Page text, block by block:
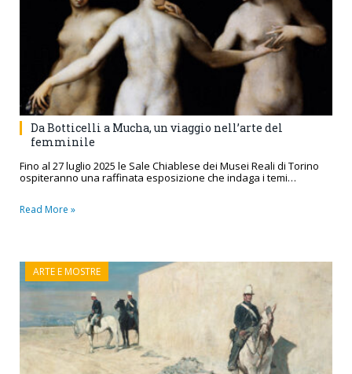
Da Botticelli a Mucha, un viaggio nell’arte del
femminile
Fino al 27 luglio 2025 le Sale Chiablese dei Musei Reali di Torino
ospiteranno una raffinata esposizione che indaga i temi…
Read More »
ARTE E MOSTRE